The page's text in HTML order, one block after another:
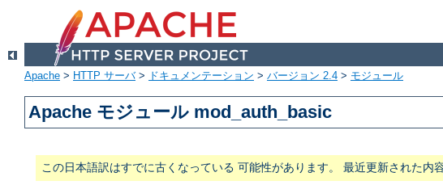
Apache > HTTP サーバ> ドキュメンテーション > バージョン 2.4 > モジュール
Apache モジュール mod_auth_basic
この日本語訳はすでに古くなっている 可能性があります。 最近更新された内